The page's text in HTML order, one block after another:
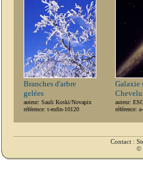
Branches d'arbre
gelées
auteur: Sauli Koski/Novapix
référence: t-eufin-10120
Galaxie
auteur:
référence:
Contact :
©